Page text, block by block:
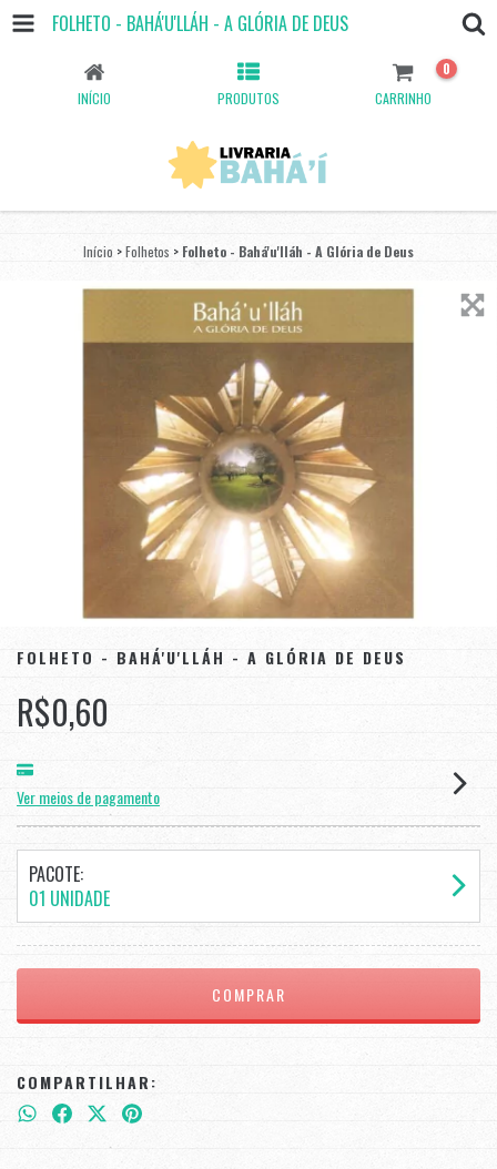
FOLHETO - BAHÁ'U'LLÁH - A GLÓRIA DE DEUS
INÍCIO PRODUTOS CARRINHO
0
Início >Folhetos > Folheto - Bahá'u'lláh - A Glória de Deus
FOLHETO - BAHÁ'U'LLÁH - A GLÓRIA DE DEUS
R$0,60
Ver meios de pagamento
PACOTE:
01 UNIDADE
COMPARTILHAR: